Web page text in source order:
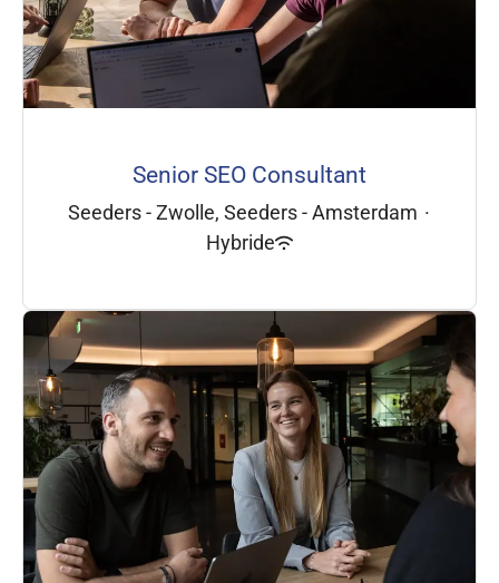
Senior SEO Consultant
Seeders - Zwolle, Seeders - Amsterdam ·
Hybride